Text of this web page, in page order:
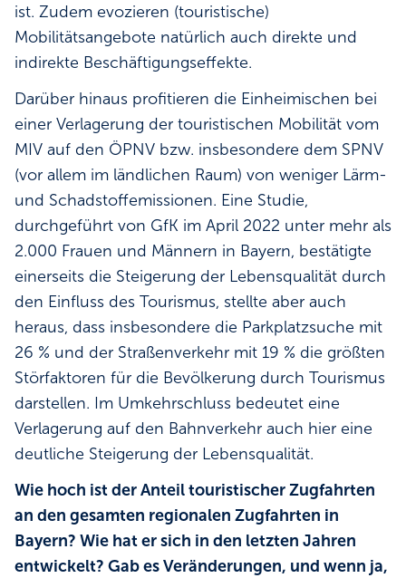
ist. Zudem evozieren (touristische)
Mobilitätsangebote natürlich auch direkte und
indirekte Beschäftigungseffekte.
Darüber hinaus profitieren die Einheimischen bei
einer Verlagerung der touristischen Mobilität vom
MIV auf den ÖPNV bzw. insbesondere dem SPNV
(vor allem im ländlichen Raum) von weniger Lärm-
und Schadstoffemissionen. Eine Studie,
durchgeführt von GfK im April 2022 unter mehr als
2.000 Frauen und Männern in Bayern, bestätigte
einerseits die Steigerung der Lebensqualität durch
den Einfluss des Tourismus, stellte aber auch
heraus, dass insbesondere die Parkplatzsuche mit
26 % und der Straßenverkehr mit 19 % die größten
Störfaktoren für die Bevölkerung durch Tourismus
darstellen. Im Umkehrschluss bedeutet eine
Verlagerung auf den Bahnverkehr auch hier eine
deutliche Steigerung der Lebensqualität.
Wie hoch ist der Anteil touristischer Zugfahrten
an den gesamten regionalen Zugfahrten in
Bayern? Wie hat er sich in den letzten Jahren
entwickelt? Gab es Veränderungen, und wenn ja,